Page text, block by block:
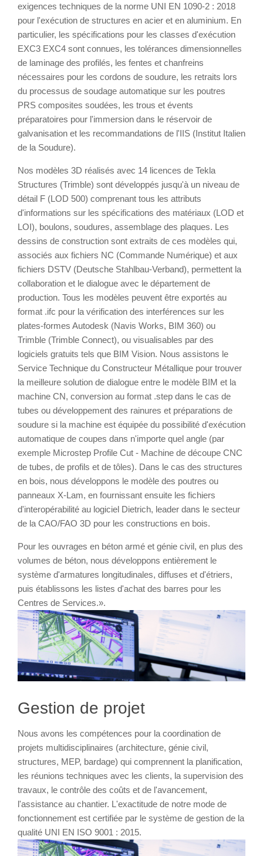
exigences techniques de la norme UNI EN 1090-2 : 2018
pour l'exécution de structures en acier et en aluminium. En
particulier, les spécifications pour les classes d'exécution
EXC3 EXC4 sont connues, les tolérances dimensionnelles
de laminage des profilés, les fentes et chanfreins
nécessaires pour les cordons de soudure, les retraits lors
du processus de soudage automatique sur les poutres
PRS composites soudées, les trous et évents
préparatoires pour l'immersion dans le réservoir de
galvanisation et les recommandations de l'IIS (Institut Italien
de la Soudure).
Nos modèles 3D réalisés avec 14 licences de Tekla
Structures (Trimble) sont développés jusqu'à un niveau de
détail F (LOD 500) comprenant tous les attributs
d'informations sur les spécifications des matériaux (LOD et
LOI), boulons, soudures, assemblage des plaques. Les
dessins de construction sont extraits de ces modèles qui,
associés aux fichiers NC (Commande Numérique) et aux
fichiers DSTV (Deutsche Stahlbau-Verband), permettent la
collaboration et le dialogue avec le département de
production. Tous les modèles peuvent être exportés au
format .ifc pour la vérification des interférences sur les
plates-formes Autodesk (Navis Works, BIM 360) ou
Trimble (Trimble Connect), ou visualisables par des
logiciels gratuits tels que BIM Vision. Nous assistons le
Service Technique du Constructeur Métallique pour trouver
la meilleure solution de dialogue entre le modèle BIM et la
machine CN, conversion au format .step dans le cas de
tubes ou développement des rainures et préparations de
soudure si la machine est équipée du possibilité d'exécution
automatique de coupes dans n'importe quel angle (par
exemple Microstep Profile Cut - Machine de découpe CNC
de tubes, de profils et de tôles). Dans le cas des structures
en bois, nous développons le modèle des poutres ou
panneaux X-Lam, en fournissant ensuite les fichiers
d'interopérabilité au logiciel Dietrich, leader dans le secteur
de la CAO/FAO 3D pour les constructions en bois.
Pour les ouvrages en béton armé et génie civil, en plus des
volumes de béton, nous développons entièrement le
système d'armatures longitudinales, diffuses et d'étriers,
puis établissons les listes d'achat des barres pour les
Centres de Services.».
Gestion de projet
Nous avons les compétences pour la coordination de
projets multidisciplinaires (architecture, génie civil,
structures, MEP, bardage) qui comprennent la planification,
les réunions techniques avec les clients, la supervision des
travaux, le contrôle des coûts et de l'avancement,
l'assistance au chantier. L'exactitude de notre mode de
fonctionnement est certifiée par le système de gestion de la
qualité UNI EN ISO 9001 : 2015.